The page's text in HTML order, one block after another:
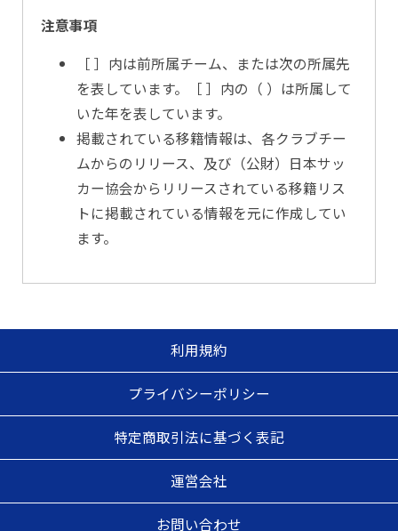
注意事項
［ ］内は前所属チーム、または次の所属先
を表しています。［ ］内の（ ）は所属して
いた年を表しています。
掲載されている移籍情報は、各クラブチー
ムからのリリース、及び（公財）日本サッ
カー協会からリリースされている移籍リス
トに掲載されている情報を元に作成してい
ます。
利用規約
プライバシーポリシー
特定商取引法に基づく表記
運営会社
お問い合わせ